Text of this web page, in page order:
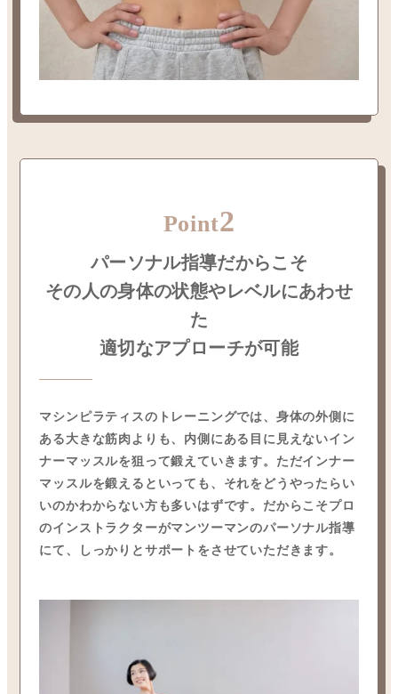
Point2
パーソナル指導だからこそ
その人の身体の状態やレベルにあわせ
た
適切なアプローチが可能
マシンピラティスのトレーニングでは、身体の外側に
ある大きな筋肉よりも、内側にある目に見えないイン
ナーマッスルを狙って鍛えていきます。ただインナー
マッスルを鍛えるといっても、それをどうやったらい
いのかわからない方も多いはずです。だからこそプロ
のインストラクターがマンツーマンのパーソナル指導
にて、しっかりとサポートをさせていただきます。